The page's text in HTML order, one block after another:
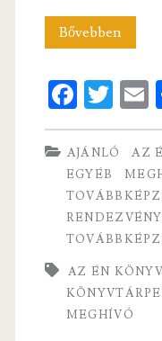
BővebbenMegyei
Fa
ce
b
o
o
k
T
w
itt
er l
AJÁNLÓ
AZ
EGYÉB
AZ ÉN
MEGHÍVÓ